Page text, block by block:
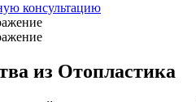
консультацию
из Отопластика